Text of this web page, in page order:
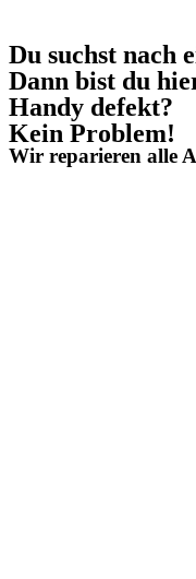
Du suchst nach
Dann bist du
Handy defekt?
Kein Problem!
Wir reparieren alle